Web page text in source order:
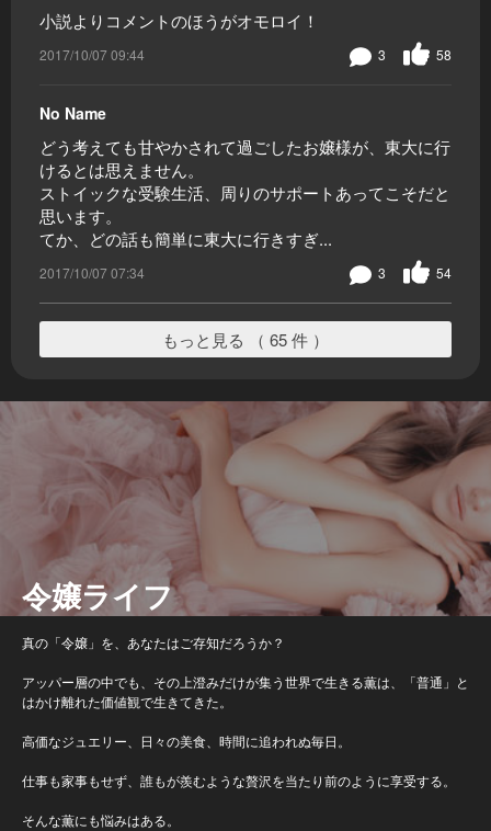
小説よりコメントのほうがオモロイ！
2017/10/07 09:44 58
3
No Name
どう考えても甘やかされて過ごしたお嬢様が、東大に行
けるとは思えません。
ストイックな受験生活、周りのサポートあってこそだと
思います。
てか、どの話も簡単に東大に行きすぎ...
2017/10/07 07:34 54
3
もっと見る （ 65 件 ）
令嬢ライフ
真の「令嬢」を、あなたはご存知だろうか？
アッパー層の中でも、その上澄みだけが集う世界で生きる薫は、「普通」と
はかけ離れた価値観で生きてきた。
高価なジュエリー、日々の美食、時間に追われぬ毎日。
仕事も家事もせず、誰もが羨むような贅沢を当たり前のように享受する。
そんな薫にも悩みはある。